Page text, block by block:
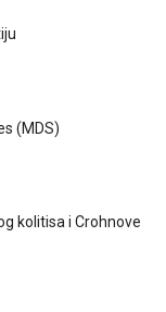
(MDS)
kolitisa i Crohnove